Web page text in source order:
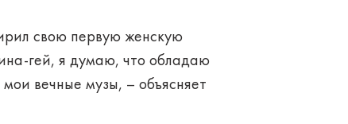
свою первую женскую
гей, я думаю, что обладаю
вечные музы, – объясняет